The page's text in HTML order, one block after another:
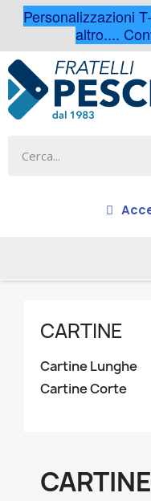
Personalizzazioni
altro....
CARTINE
Cartine Lunghe
Cartine Corte
CARTINE